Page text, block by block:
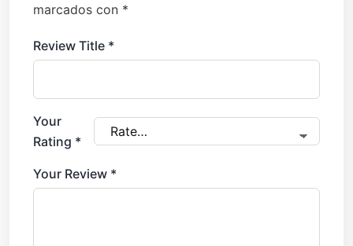
marcados con *
Review Title *
Your
Rating *
Your Review *